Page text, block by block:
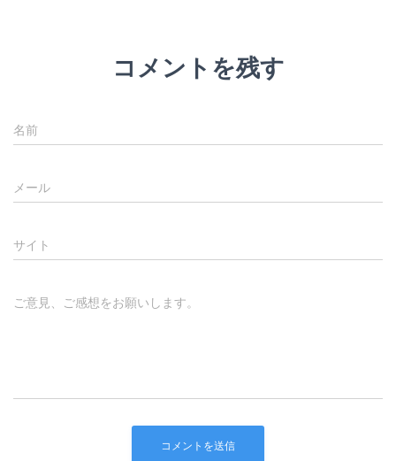
コメントを残す
名前
メール
サイト
ご意見、ご感想をお願いします。